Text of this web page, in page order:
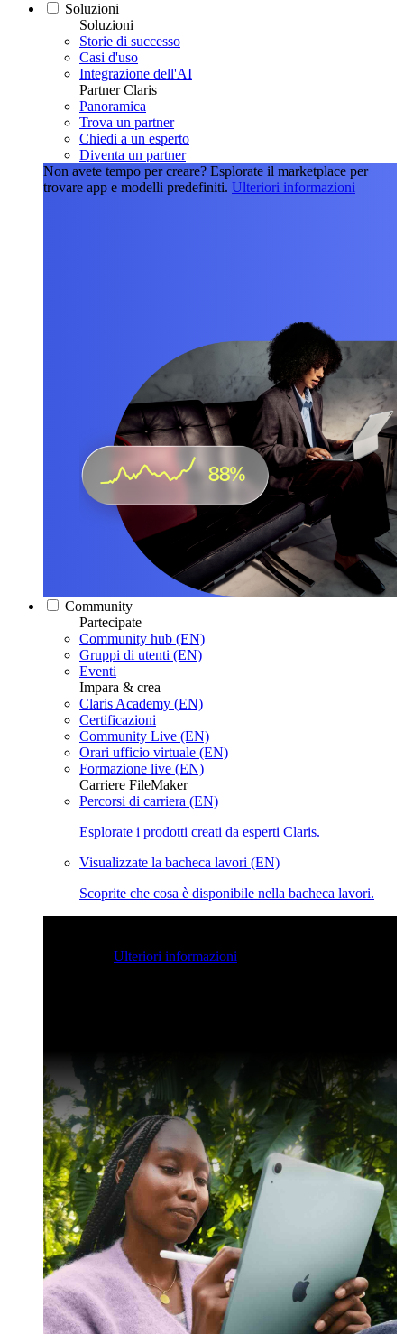
Soluzioni
Soluzioni
Storie di successo
Casi d'uso
Integrazione dell'AI
Partner Claris
Panoramica
Trova un partner
Chiedi a un esperto
Diventa un partner
Non avete tempo per creare? Esplorate il marketplace per
trovare app e modelli predefiniti. Ulteriori informazioni
Community
Partecipate
Community hub (EN)
Gruppi di utenti (EN)
Eventi
Impara & crea
Claris Academy (EN)
Certificazioni
Community Live (EN)
Orari ufficio virtuale (EN)
Formazione live (EN)
Carriere FileMaker
Percorsi di carriera (EN)
Esplorate i prodotti creati da esperti Claris.
Visualizzate la bacheca lavori (EN)
Scoprite che cosa è disponibile nella bacheca lavori.
Ulteriori informazioni